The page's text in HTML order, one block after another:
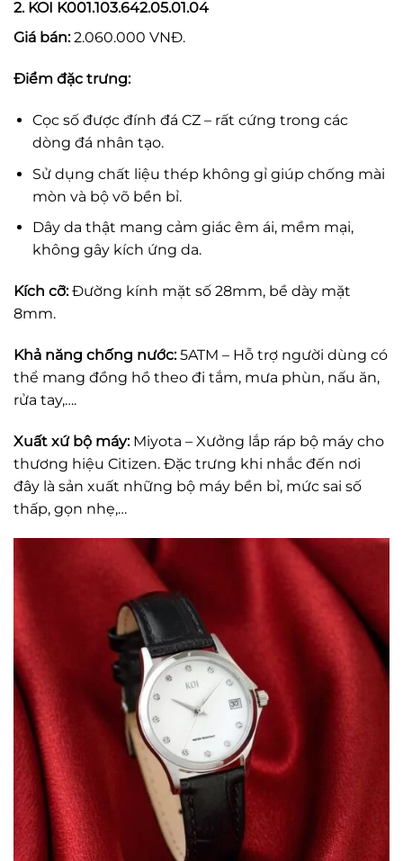
2. KOI K001.103.642.05.01.04
Giá bán:2.060.000 VNĐ.
Điểm đặc trưng:
Cọc số được đính đá CZ – rất cứng trong các
dòng đá nhân tạo.
Sử dụng chất liệu thép không gỉ giúp chống mài
mòn và bộ võ bền bỉ.
Dây da thật mang cảm giác êm ái, mềm mại,
không gây kích ứng da.
Kích cỡ:Đường kính mặt số 28mm, bề dày mặt
8mm.
Khả năng chống nước:5ATM – Hỗ trợ người dùng có
thể mang đồng hồ theo đi tắm, mưa phùn, nấu ăn,
rửa tay,….
Xuất xứ bộ máy:Miyota – Xưởng lắp ráp bộ máy cho
thương hiệu Citizen. Đặc trưng khi nhắc đến nơi
đây là sản xuất những bộ máy bền bỉ, mức sai số
thấp, gọn nhẹ,…